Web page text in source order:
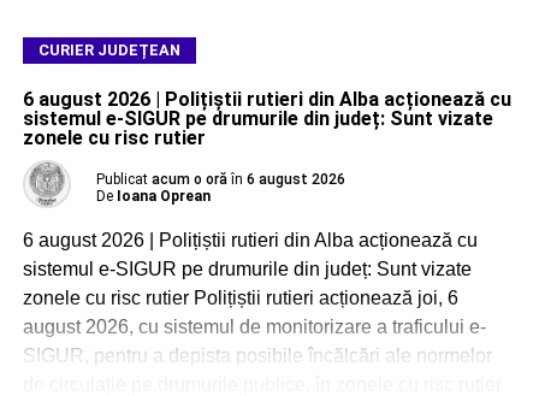
CURIER JUDEȚEAN
6 august 2026 | Polițiștii rutieri din Alba acționează cu
sistemul e-SIGUR pe drumurile din județ: Sunt vizate
zonele cu risc rutier
Publicat acum o oră în 6 august 2026
De Ioana Oprean
6 august 2026 | Polițiștii rutieri din Alba acționează cu
sistemul e-SIGUR pe drumurile din județ: Sunt vizate
zonele cu risc rutier Polițiștii rutieri acționează joi, 6
august 2026, cu sistemul de monitorizare a traficului e-
SIGUR, pentru a depista posibile încălcări ale normelor